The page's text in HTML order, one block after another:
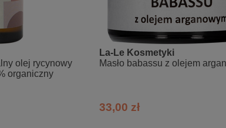
Shea Butter Ethyl Esters, Coco-Caprylate,
Starch Hydroxypropyltrimonium Chloride,
Acid, Citric Acid, Phenoxyethanol, Ethylhexylglycerin,
olej rycynowy
organiczny
La-Le Kosmetyki
Masło babassu z olejem
33,00 zł